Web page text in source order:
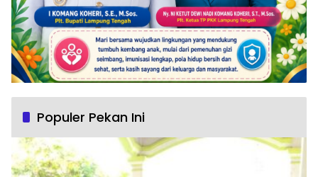
Populer Pekan Ini